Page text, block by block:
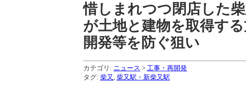
惜しまれつつ閉店した
が土地と建物を取得す
開発等を防ぐ狙い
カテゴリ: ニュース > 工事・再開発
タグ: 柴又 柴又駅・新柴又駅